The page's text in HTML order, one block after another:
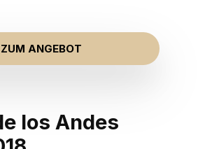
los Andes
ZUM ANGEBOT